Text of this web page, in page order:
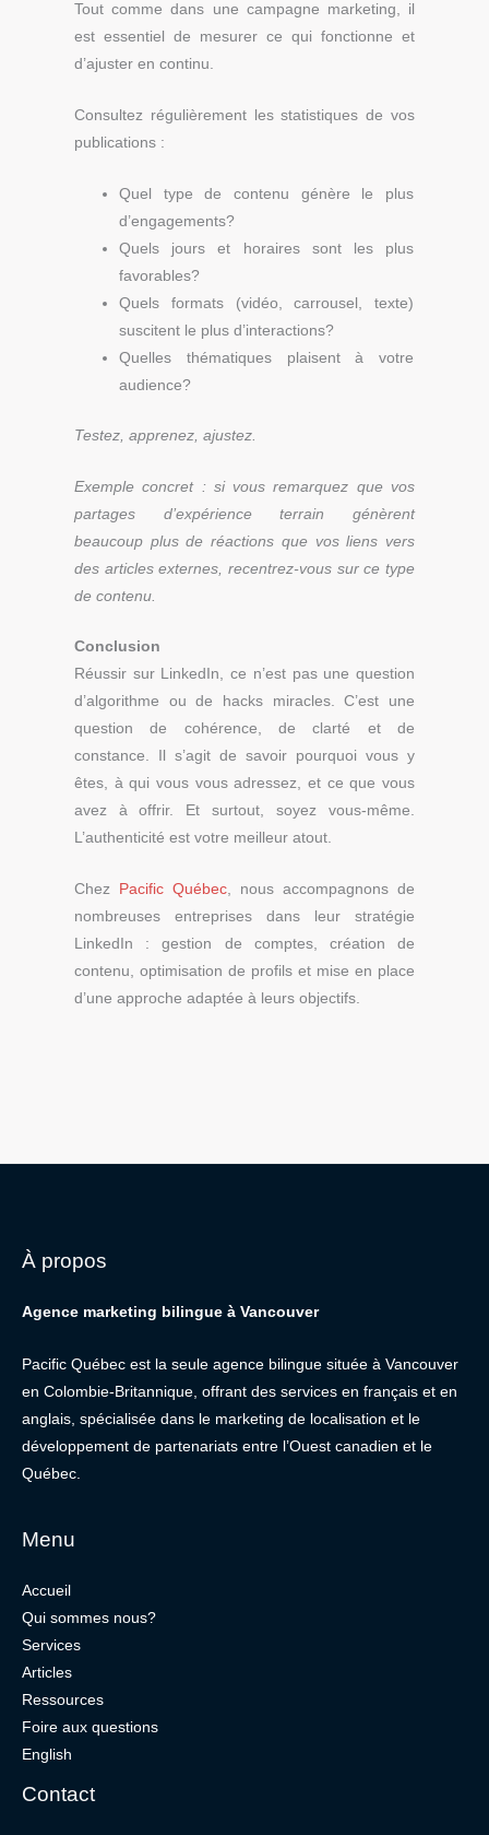
Tout comme dans une campagne marketing, il
est essentiel de mesurer ce qui fonctionne et
d’ajuster en continu.
Consultez régulièrement les statistiques de vos
publications :
Quel type de contenu génère le plus
d’engagements?
Quels jours et horaires sont les plus
favorables?
Quels formats (vidéo, carrousel, texte)
suscitent le plus d’interactions?
Quelles thématiques plaisent à votre
audience?
Testez, apprenez, ajustez.
Exemple concret : si vous remarquez que vos
partages d’expérience terrain génèrent
beaucoup plus de réactions que vos liens vers
des articles externes, recentrez-vous sur ce type
de contenu.
Conclusion
Réussir sur LinkedIn, ce n’est pas une question
d’algorithme ou de hacks miracles. C’est une
question de cohérence, de clarté et de
constance. Il s’agit de savoir pourquoi vous y
êtes, à qui vous vous adressez, et ce que vous
avez à offrir.
Et surtout, soyez vous-même.
L’authenticité est votre meilleur atout.
Chez Pacific Québec, nous accompagnons de
nombreuses entreprises dans leur stratégie
LinkedIn : gestion de comptes, création de
contenu, optimisation de profils et mise en place
d’une approche adaptée à leurs objectifs.
À propos
Agence marketing bilingue à Vancouver
Pacific Québec est la seule agence bilingue située à Vancouver
en Colombie-Britannique, offrant des services en français et en
anglais, spécialisée dans le marketing de localisation et le
développement de partenariats entre l’Ouest canadien et le
Québec.
Menu
Accueil
Qui sommes nous?
Services
Articles
Ressources
Foire aux questions
English
Contact